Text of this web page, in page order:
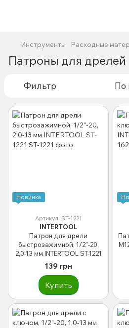
Инструменты Расходные
Патроны для дрелей
Фильтр По
Новинка
Артикул: ST-1221
INTERTOOL
Патрон для дрели
быстрозажимной, 1/2"-20,
2,0-13 мм INTERTOOL ST-1221
139 грн
Купить